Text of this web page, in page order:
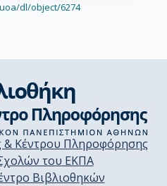
dl/object/6274
& Κέντρου Πληροφόρησης
του ΕΚΠΑ
Βιβλιοθηκών